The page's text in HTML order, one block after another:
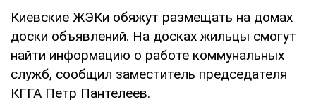
Киевские ЖЭКи обяжут размещать на домах
доски объявлений. На досках жильцы смогут
найти информацию о работе коммунальных
служб, сообщил заместитель председателя
КГГА Петр Пантелеев.